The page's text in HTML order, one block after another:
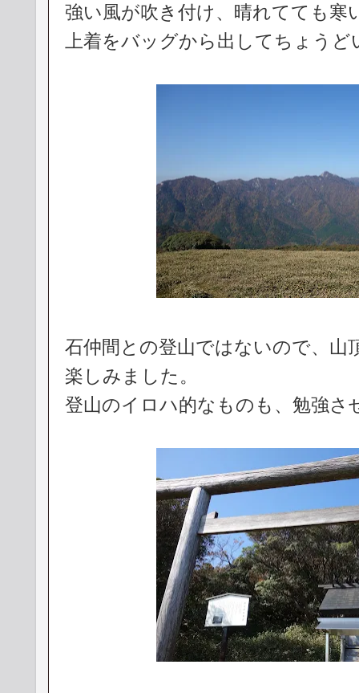
強い風が吹き付け、晴れてても寒
上着をバッグから出してちょう
石仲間との登山ではないので、山
楽しみました。
登山のイロハ的なものも、勉強さ